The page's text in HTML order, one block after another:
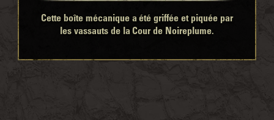
Cette boîte mécanique a été griffée et piquée par
les vassauts de la Cour de Noireplume.